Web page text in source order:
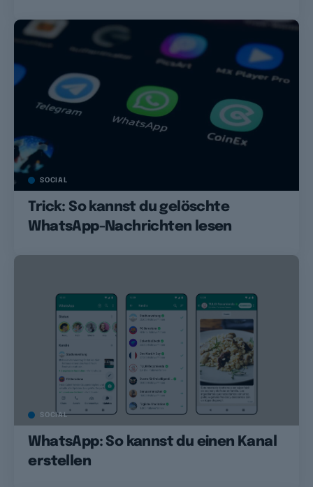
SOCIAL
Trick: So kannst du gelöschte
WhatsApp-Nachrichten lesen
SOCIAL
WhatsApp: So kannst du einen Kanal
erstellen